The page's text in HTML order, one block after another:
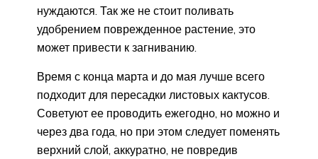
нуждаются. Так же не стоит поливать
удобрением поврежденное растение, это
может привести к загниванию.
Время с конца марта и до мая лучше всего
подходит для пересадки листовых кактусов.
Советуют ее проводить ежегодно, но можно и
через два года, но при этом следует поменять
верхний слой, аккуратно, не повредив